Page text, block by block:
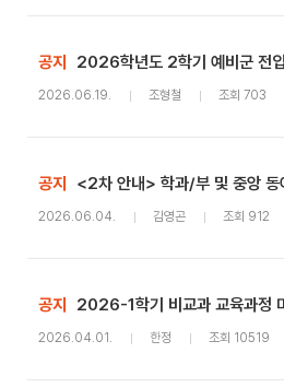
공지 2026학년도 2학기 예비군 전
2026.06.19. 조형철 조회 703
공지
2026.06.04. 김영곤 조회 912
공지
2026.04.01. 한정 조회 10519